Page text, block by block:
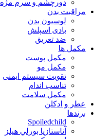
دورچشم و سرم مژه
مراقبت بدن
لوسیون بدن
بادی اسپلش
ضد تعریق
مكمل ها
مکمل پوست
مکمل مو
تقویت سیستم ایمنی
تناسب اندام
مکمل سلامت
عطر و ادکلن
برندها
Spoiledchild
آناستازيا بورلي هيلز